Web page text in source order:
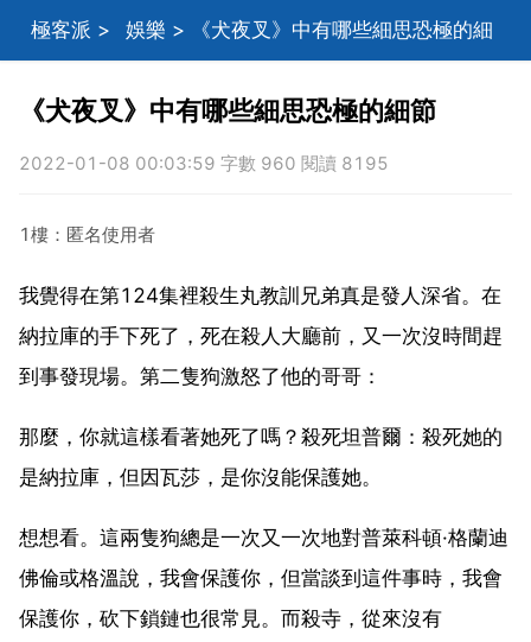
極客派 > 娛樂 > 《犬夜叉》中有哪些細思恐極的細
《犬夜叉》中有哪些細思恐極的細節
2022-01-08 00:03:59 字數 960 閱讀 8195
1樓：匿名使用者
我覺得在第124集裡殺生丸教訓兄弟真是發人深省。在
納拉庫的手下死了，死在殺人大廳前，又一次沒時間趕
到事發現場。第二隻狗激怒了他的哥哥：
那麼，你就這樣看著她死了嗎？殺死坦普爾：殺死她的
是納拉庫，但因瓦莎，是你沒能保護她。
想想看。這兩隻狗總是一次又一次地對普萊科頓·格蘭迪
佛倫或格溫說，我會保護你，但當談到這件事時，我會
保護你，砍下鎖鏈也很常見。而殺寺，從來沒有